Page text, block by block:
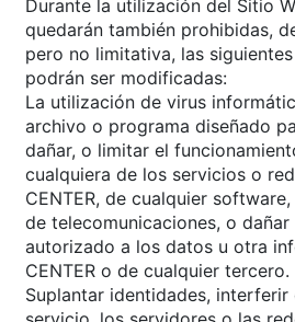
Durante la utilización del Sitio
quedarán también prohibidas,
pero no limitativa, las
podrán ser modificadas:
La utilización de virus
archivo o programa diseñado
dañar, o limitar el
cualquiera de los servicios o
CENTER, de cualquier
de telecomunicaciones, o
autorizado a los datos u otra
CENTER o de cualquier tercero.
Suplantar identidades,